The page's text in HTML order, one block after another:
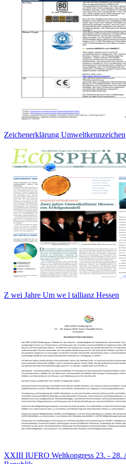
Zeichenerklärung Umweltkennzeichen
Z wei Jahre Um we l tallianz Hessen
XXIII IUFRO Weltkongress 23. - 28.